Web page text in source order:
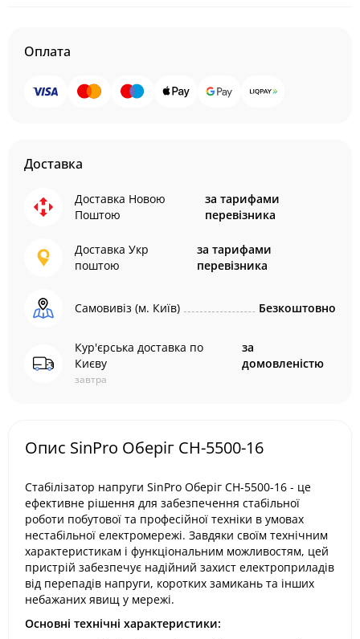
Оплата
Доставка
Доставка Новою
Поштою
за тарифами
перевізника
Доставка Укр
поштою
за тарифами
перевізника
Самовивіз (м. Київ) Безкоштовно
Кур'єрська доставка по
Києву
завтра
за
домовленістю
Опис SinPro Оберіг СН-5500-16
Стабілізатор напруги SinPro Оберіг СН-5500-16 - це
ефективне рішення для забезпечення стабільної
роботи побутової та професійної техніки в умовах
нестабільної електромережі. Завдяки своїм технічним
характеристикам і функціональним можливостям, цей
пристрій забезпечує надійний захист електроприладів
від перепадів напруги, коротких замикань та інших
небажаних явищ у мережі.
Основні технічні характеристики: